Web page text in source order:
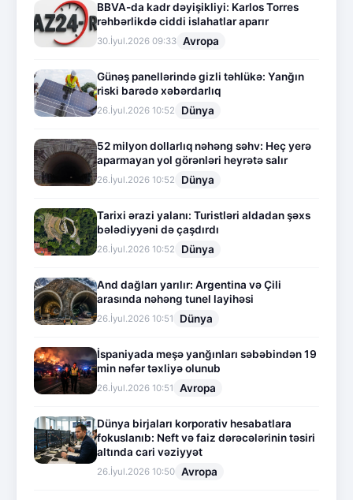
BBVA-da kadr dəyişikliyi: Karlos Torres
rəhbərlikdə ciddi islahatlar aparır
30.İyul.2026 09:33 Avropa
Günəş panellərində gizli təhlükə: Yanğın
riski barədə xəbərdarlıq
26.İyul.2026 10:52 Dünya
52 milyon dollarlıq nəhəng səhv: Heç yerə
aparmayan yol görənləri heyrətə salır
26.İyul.2026 10:52 Dünya
Tarixi ərazi yalanı: Turistləri aldadan şəxs
bələdiyyəni də çaşdırdı
26.İyul.2026 10:52 Dünya
And dağları yarılır: Argentina və Çili
arasında nəhəng tunel layihəsi
26.İyul.2026 10:51 Dünya
İspaniyada meşə yanğınları səbəbindən 19
min nəfər təxliyə olunub
26.İyul.2026 10:51 Avropa
Dünya birjaları korporativ hesabatlara
fokuslanıb: Neft və faiz dərəcələrinin təsiri
altında cari vəziyyət
26.İyul.2026 10:50 Avropa